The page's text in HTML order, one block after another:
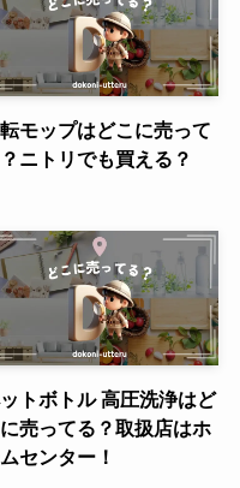
モップはどこに売って
ニトリでも買える？
トボトル 高圧洗浄はど
売ってる？取扱店はホ
センター！